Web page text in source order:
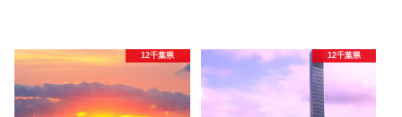
12千葉県 12千葉県